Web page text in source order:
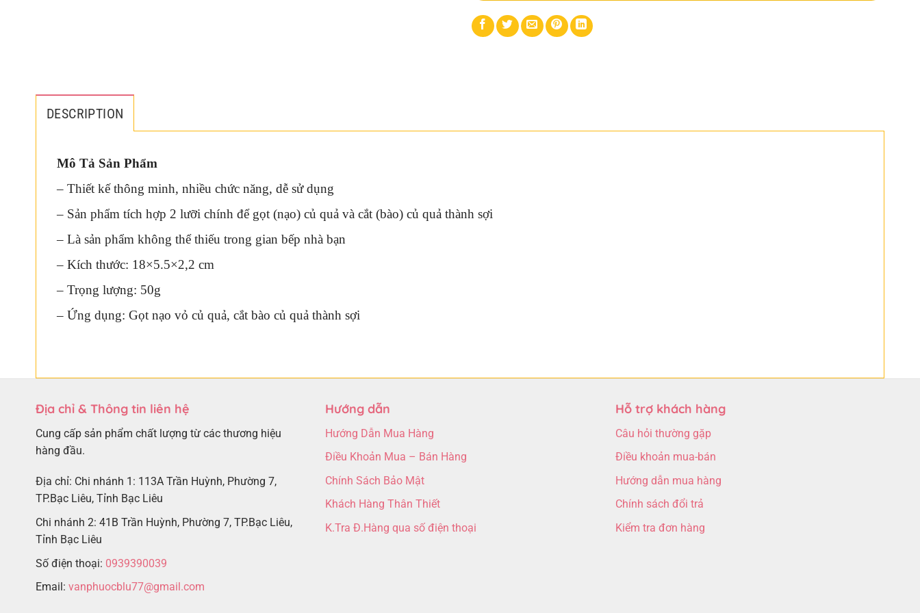
DESCRIPTION
Mô Tả Sản Phẩm
– Thiết kế thông minh, nhiều chức năng, dễ sử dụng
– Sản phẩm tích hợp 2 lưỡi chính để gọt (nạo) củ quả và cắt (bào) củ quả thành sợi
– Là sản phẩm không thể thiếu trong gian bếp nhà bạn
– Kích thước: 18×5.5×2,2 cm
– Trọng lượng: 50g
– Ứng dụng: Gọt nạo vỏ củ quả, cắt bào củ quả thành sợi
Địa chỉ & Thông tin liên hệ
Cung cấp sản phẩm chất lượng từ các thương hiệu
hàng đầu.
Địa chỉ: Chi nhánh 1: 113A Trần Huỳnh, Phường 7,
TP.Bạc Liêu, Tỉnh Bạc Liêu
Chi nhánh 2: 41B Trần Huỳnh, Phường 7, TP.Bạc Liêu,
Tỉnh Bạc Liêu
Số điện thoại: 0939390039
Email: vanphuocblu77@gmail.com
Hướng dẫn
Hướng Dẫn Mua Hàng
Điều Khoản Mua – Bán Hàng
Chính Sách Bảo Mật
Khách Hàng Thân Thiết
K.Tra Đ.Hàng qua số điện thoại
Hỗ trợ khách hàng
Câu hỏi thường gặp
Điều khoản mua-bán
Hướng dẫn mua hàng
Chính sách đổi trả
Kiểm tra đơn hàng